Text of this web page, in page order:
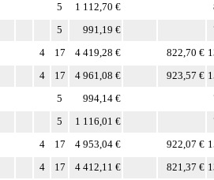
5 1 112,70 €
5 991,19 €
4 17 4 419,28 € 822,70 €
4 17 4 961,08 € 923,57 €
5 994,14 €
5 1 116,01 €
4 17 4 953,04 € 922,07 €
4 17 4 412,11 € 821,37 €